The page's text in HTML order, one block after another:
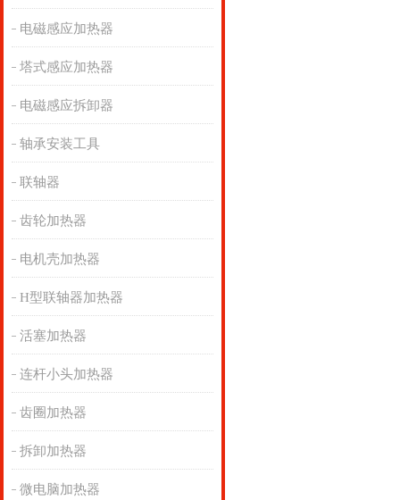
电磁感应加热器
塔式感应加热器
电磁感应拆卸器
轴承安装工具
联轴器
齿轮加热器
电机壳加热器
H型联轴器加热器
活塞加热器
连杆小头加热器
齿圈加热器
拆卸加热器
微电脑加热器